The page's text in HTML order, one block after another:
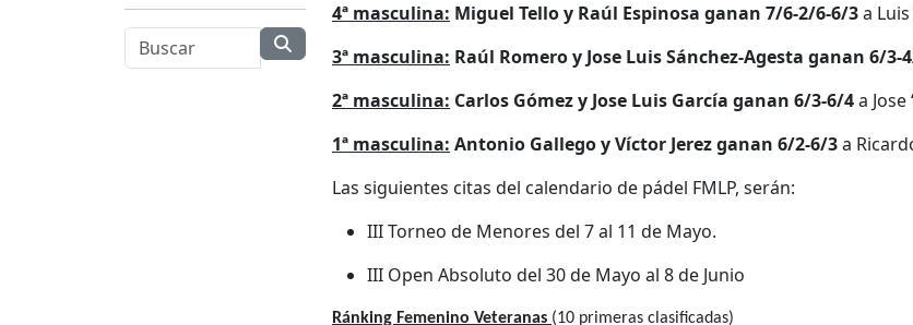
4ª masculina: Miguel Tello y Raúl Espinosa ganan 7/6-2/6-6/3a
3ª masculina: Raúl Romero y Jose Luis Sánchez-Agesta ganan 6/3-
2ª masculina: Carlos Gómez y Jose Luis García ganan 6/3-6/4a
1ª masculina: Antonio Gallego y Víctor Jerez ganan 6/2-6/3a
Las siguientes citas del calendario de pádel FMLP, serán:
III Torneo de Menores del 7 al 11 de Mayo.
III Open Absoluto del 30 de Mayo al 8 de Junio
Ránking Femenino Veteranas (10 primeras clasificadas)